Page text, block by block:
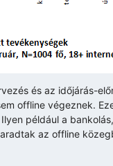
és az időjárás-
offline végeznek.
például a
az offline